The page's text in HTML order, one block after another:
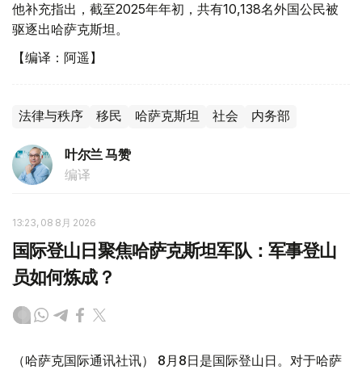
他补充指出，截至2025年年初，共有10,138名外国公民被
驱逐出哈萨克斯坦。
【编译：阿遥】
法律与秩序 移民 哈萨克斯坦 社会 内务部
叶尔兰 马赞
编译
13:23, 08 8月 2026
国际登山日聚焦哈萨克斯坦军队：军事登山
员如何炼成？
（哈萨克国际通讯社讯） 8月8日是国际登山日。对于哈萨